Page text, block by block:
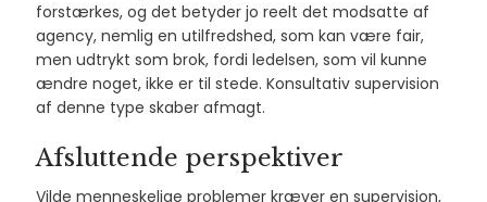
forstærkes, og det betyder jo reelt det modsatte af
agency, nemlig en utilfredshed, som kan være fair,
men udtrykt som brok, fordi ledelsen, som vil kunne
ændre noget, ikke er til stede. Konsultativ supervision
af denne type skaber afmagt.
Afsluttende perspektiver
Vilde menneskelige problemer kræver en supervision,